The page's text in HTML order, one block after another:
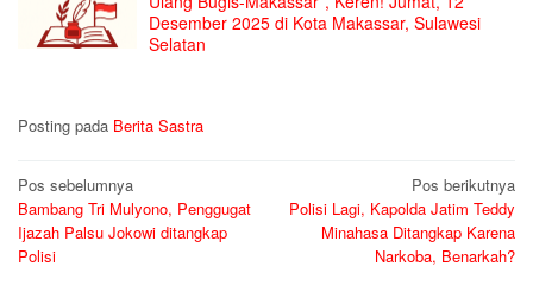
Desember 2025 di Kota Makassar, Sulawesi
Selatan
Posting pada Berita Sastra
Navigasi
pos
Pos sebelumnya
Bambang Tri Mulyono, Penggugat
Ijazah Palsu Jokowi ditangkap
Polisi
Pos berikutnya
Polisi Lagi, Kapolda Jatim Teddy
Minahasa Ditangkap Karena
Narkoba, Benarkah?